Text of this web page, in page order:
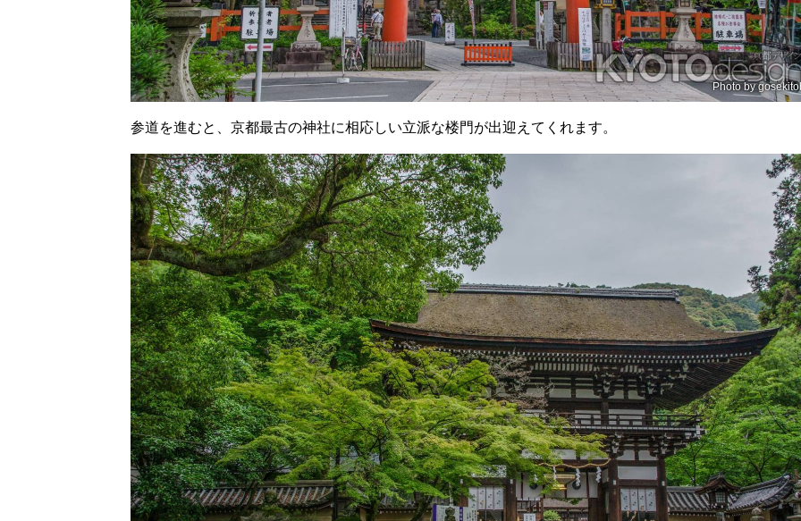
Photo by
参道を進むと、京都最古の神社に相応しい立派な楼門が出迎えてくれます。